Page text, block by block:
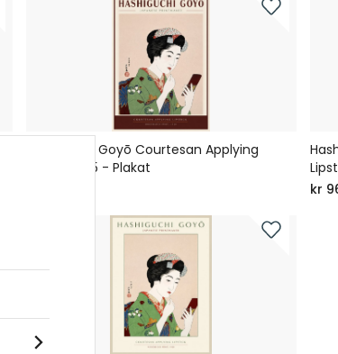
Hashiguchi Goyō Courtesan Applying
Lipstick No5 - Plakat
kr